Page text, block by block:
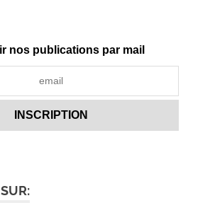
nos publications par mail